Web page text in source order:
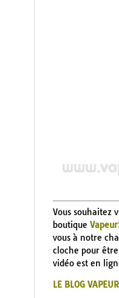
Vous souhaitez
boutique
vous à notre
cloche pour
vidéo est en
LE BLOG